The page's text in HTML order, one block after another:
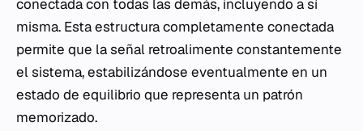
conectada con todas las demás, incluyendo a sí
misma. Esta estructura completamente conectada
permite que la señal retroalimente constantemente
el sistema, estabilizándose eventualmente en un
estado de equilibrio que representa un patrón
memorizado.